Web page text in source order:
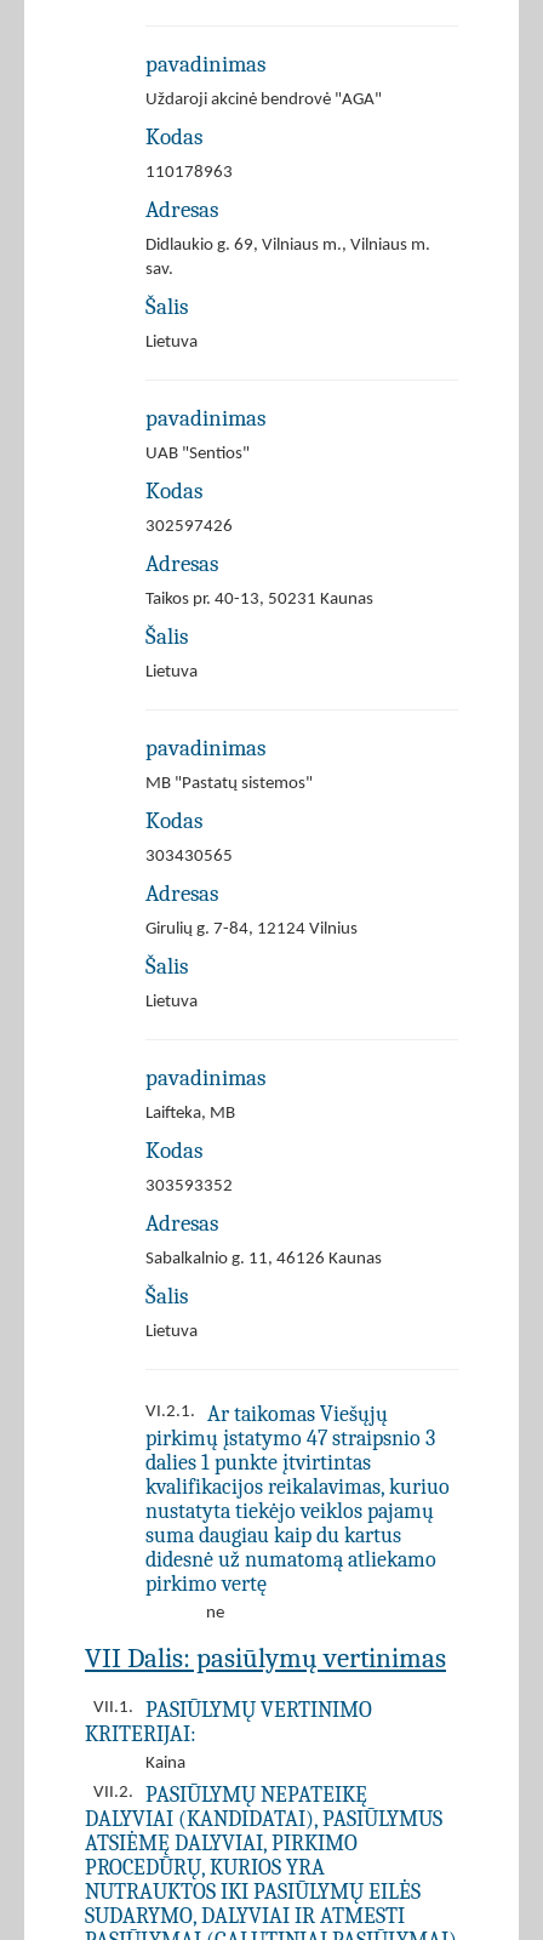
pavadinimas
Uždaroji akcinė bendrovė "AGA"
Kodas
110178963
Adresas
Didlaukio g. 69, Vilniaus m., Vilniaus m.
sav.
Šalis
Lietuva
pavadinimas
UAB "Sentios"
Kodas
302597426
Adresas
Taikos pr. 40-13, 50231 Kaunas
Šalis
Lietuva
pavadinimas
MB "Pastatų sistemos"
Kodas
303430565
Adresas
Girulių g. 7-84, 12124 Vilnius
Šalis
Lietuva
pavadinimas
Laifteka, MB
Kodas
303593352
Adresas
Sabalkalnio g. 11, 46126 Kaunas
Šalis
Lietuva
VI.2.1.
Ar taikomas Viešųjų
pirkimų įstatymo 47 straipsnio 3
dalies 1 punkte įtvirtintas
kvalifikacijos reikalavimas, kuriuo
nustatyta tiekėjo veiklos pajamų
suma daugiau kaip du kartus
didesnė už numatomą atliekamo
pirkimo vertę
ne
VII Dalis: pasiūlymų vertinimas
VII.1.
PASIŪLYMŲ VERTINIMO
KRITERIJAI:
Kaina
VII.2.
PASIŪLYMŲ NEPATEIKĘ
DALYVIAI (KANDIDATAI), PASIŪLYMUS
ATSIĖMĘ DALYVIAI, PIRKIMO
PROCEDŪRŲ, KURIOS YRA
NUTRAUKTOS IKI PASIŪLYMŲ EILĖS
SUDARYMO, DALYVIAI IR ATMESTI